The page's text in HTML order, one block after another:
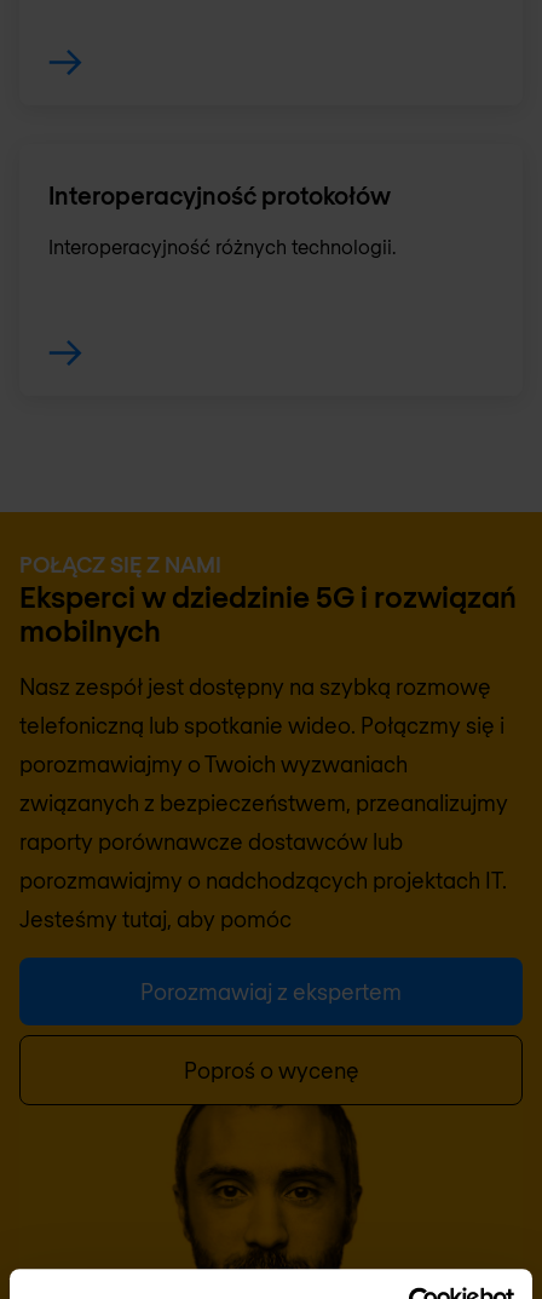
Interoperacyjność protokołów
Interoperacyjność różnych technologii.
POŁĄCZ SIĘ Z NAMI
Eksperci w dziedzinie 5G i rozwiązań
mobilnych
Nasz zespół jest dostępny na szybką rozmowę
telefoniczną lub spotkanie wideo. Połączmy się i
porozmawiajmy o Twoich wyzwaniach
związanych z bezpieczeństwem, przeanalizujmy
raporty porównawcze dostawców lub
porozmawiajmy o nadchodzących projektach IT.
Jesteśmy tutaj, aby pomóc
Porozmawiaj z ekspertem
Poproś o wycenę